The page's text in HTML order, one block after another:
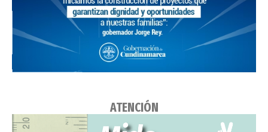
ATENCIÓN